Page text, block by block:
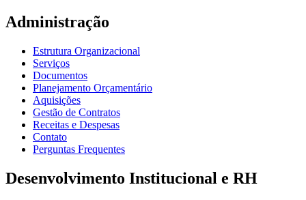
Administração
Estrutura Organizacional
Serviços
Documentos
Planejamento Orçamentário
Aquisições
Gestão de Contratos
Receitas e Despesas
Contato
Perguntas Frequentes
Desenvolvimento Institucional e RH